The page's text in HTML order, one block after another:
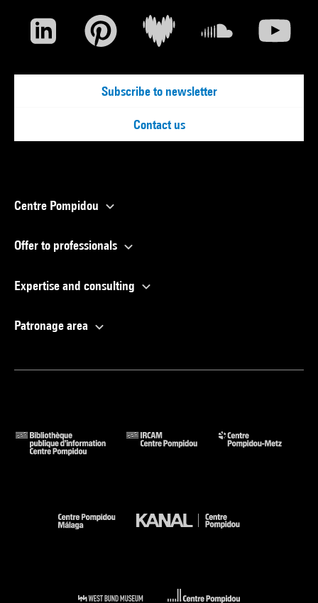
Subscribe to newsletter
Contact us
Centre Pompidou
Offer to professionals
Expertise and consulting
Patronage area